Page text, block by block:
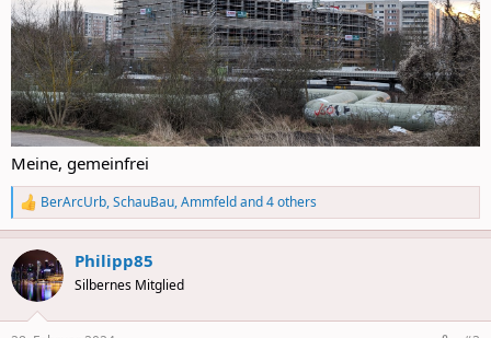
Meine, gemeinfrei
R
e
a
c
t
i
BerArcUrb,SchauBau,Ammfeldand 4 others
Philipp85
Silbernes Mitglied